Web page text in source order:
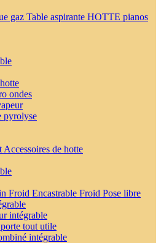
gaz Table aspirante HOTTE pianos
ondes
pyrolyse
Accessoires de hotte
Froid Encastrable Froid Pose libre
intégrable
tout utile
intégrable